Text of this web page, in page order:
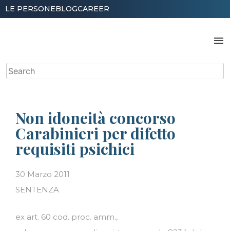
Skip
to
LE PERSONEBLOGCAREER
menu
Search
for:
Non idoneità concorso
Carabinieri per difetto
requisiti psichici
30 Marzo 2011
SENTENZA
ex art. 60 cod. proc. amm.,